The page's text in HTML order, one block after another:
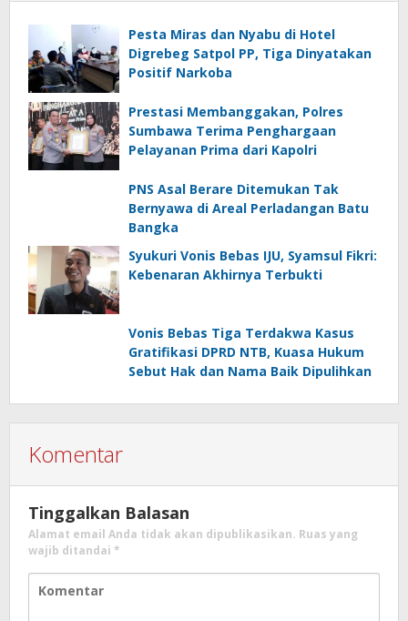
Pesta Miras dan Nyabu di Hotel
Digrebeg Satpol PP, Tiga Dinyatakan
Positif Narkoba
Prestasi Membanggakan, Polres
Sumbawa Terima Penghargaan
Pelayanan Prima dari Kapolri
PNS Asal Berare Ditemukan Tak
Bernyawa di Areal Perladangan Batu
Bangka
Syukuri Vonis Bebas IJU, Syamsul Fikri:
Kebenaran Akhirnya Terbukti
Vonis Bebas Tiga Terdakwa Kasus
Gratifikasi DPRD NTB, Kuasa Hukum
Sebut Hak dan Nama Baik Dipulihkan
Komentar
Tinggalkan Balasan
Alamat email Anda tidak akan dipublikasikan. Ruas yang
wajib ditandai *